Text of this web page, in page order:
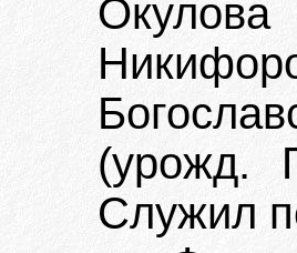
(урожд.
Служил